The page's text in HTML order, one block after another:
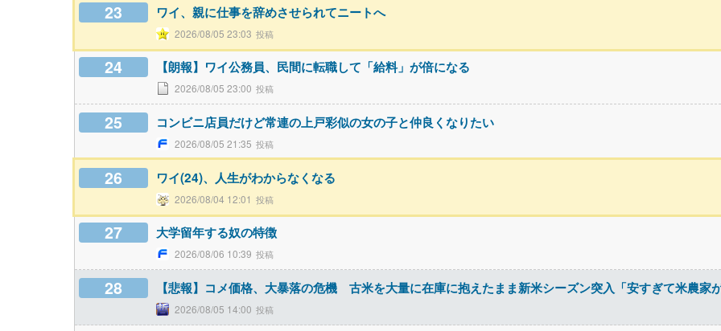
23 ワイ、親に仕事を辞めさせられてニートへ
2026/08/05 23:03
24 【朗報】ワイ公務員、民間に転職して「給料」が倍になる
2026/08/05 23:00
25 コンビニ店員だけど常連の上戸彩似の女の子と仲良くなりたい
2026/08/05 21:35
26 ワイ(24)、人生がわからなくなる
2026/08/04 12:01
27 大学留年する奴の特徴
2026/08/06 10:39
28 【悲報】コメ価格、大暴落の危機 古米を大量に在庫に抱えたまま新米シーズン突入「安すぎて米農家
2026/08/05 14:00